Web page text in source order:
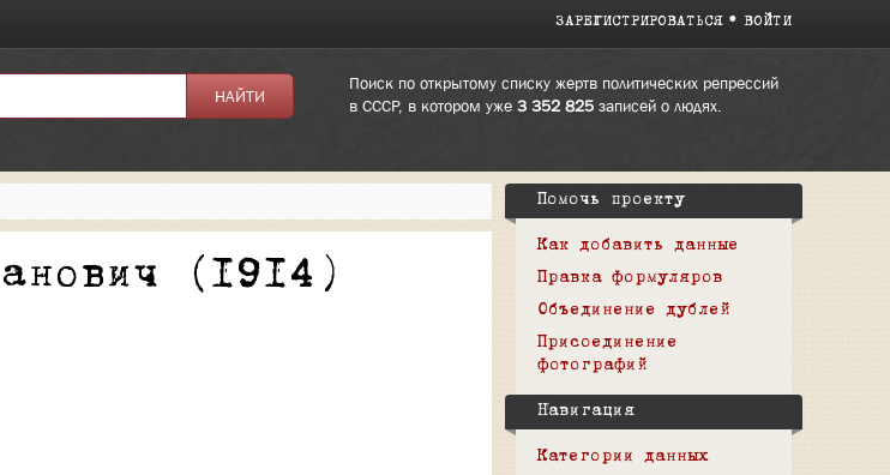
ЗАРЕГИСТРИРОВАТЬСЯ ВОЙТИ
Поиск по открытому списку жертв политических репрессий
в СССР, в котором уже 3 352 825записей о людях.
(1914)
Помочь проекту
Как добавить данные
Правка формуляров
Объединение дублей
Присоединение
фотографий
Навигация
Категории данных